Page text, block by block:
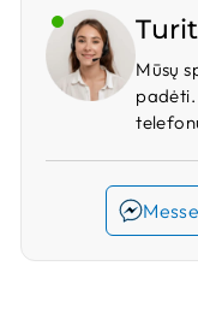
Mūsų
padėti.